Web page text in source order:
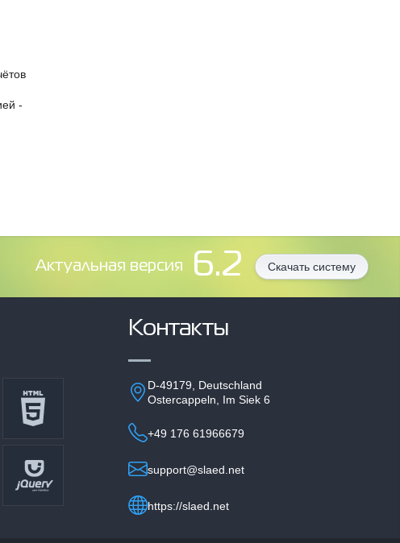
-
Aктуальная версия 6.2 Скачать систему
Контакты
D-49179, Deutschland
Ostercappeln, Im Siek 6
+49 176 61966679
support@slaed.net
https://slaed.net